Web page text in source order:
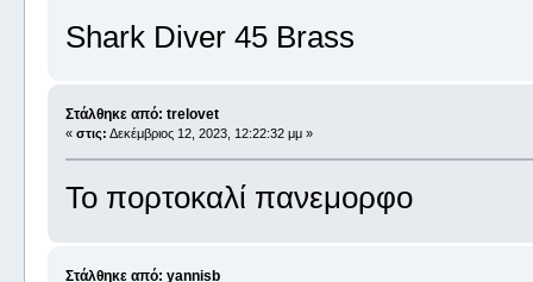
Shark Diver 45 Brass
Στάλθηκε από: trelovet
« στις: Δεκέμβριος 12, 2023, 12:22:32 μμ »
Το πορτοκαλί πανεμορφο
Στάλθηκε από: yannisb